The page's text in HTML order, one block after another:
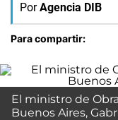
Por Agencia DIB
Para compartir:
El ministro de
Buenos Aires,